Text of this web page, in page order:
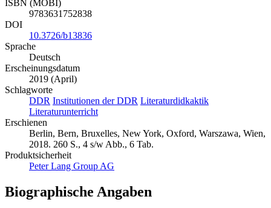
ISBN (MOBI)
9783631752838
DOI
10.3726/b13836
Sprache
Deutsch
Erscheinungsdatum
2019 (April)
Schlagworte
DDR Institutionen der DDR Literaturdidkaktik
Literaturunterricht
Erschienen
Berlin, Bern, Bruxelles, New York, Oxford, Warszawa, Wien,
2018. 260 S., 4 s/w Abb., 6 Tab.
Produktsicherheit
Peter Lang Group AG
Biographische Angaben